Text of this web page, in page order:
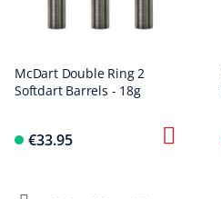
McDart Double Ring 2
Softdart Barrels - 18g
€33.95